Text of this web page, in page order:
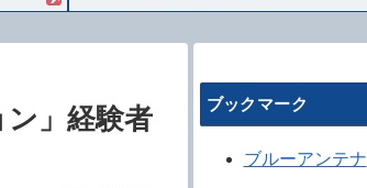
」経験者
ブックマーク
ブルーアンテナ